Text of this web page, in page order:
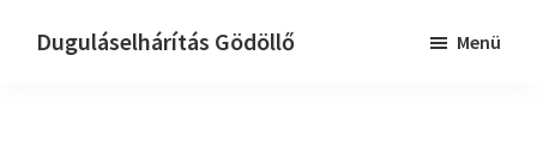
Duguláselhárítás Gödöllő Menü